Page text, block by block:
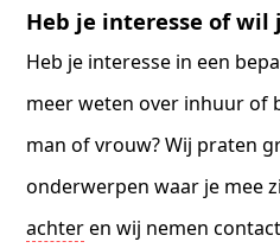
Heb je interesse of wil
Heb je interesse in een
meer weten over inhuur of
man of vrouw? Wij praten
onderwerpen waar je mee
achteren wij nemen